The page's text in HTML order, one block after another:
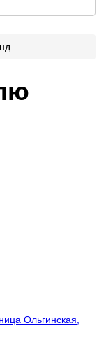
Ольгинская,